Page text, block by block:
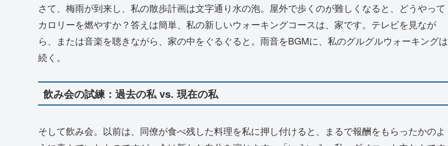
さて、梅雨が到来し、私の散歩計画は文字通り水の泡。屋外で歩くのが難しくなると、どうやって
カロリーを燃やすか？答えは簡単、私の新しいウォーキングコースは、家です。テレビを見なが
ら、または音楽を聴きながら、家の中をぐるぐると。雨音をBGMに、私のグルグルウォーキングは
続く。
飲み会の試練：過去の私 vs. 現在の私
そして飲み会。以前は、同僚が食べ残した料理を私に押し付けると、まるで報酬をもらったかのよ